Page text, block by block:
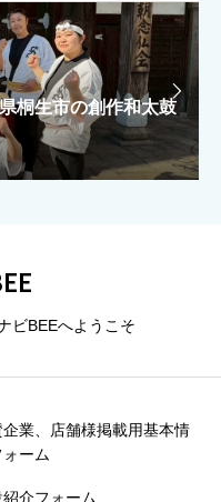
さい。
必須
ん
願いします
創作和太鼓集団
駆ける「KILAKILA
ット
桐生市の創作和太鼓
創作和太鼓集団
駆ける「KILAKILA
ット

ビBEEへようこそ
企業、店舗様掲載用基本情
ーム
介フォーム